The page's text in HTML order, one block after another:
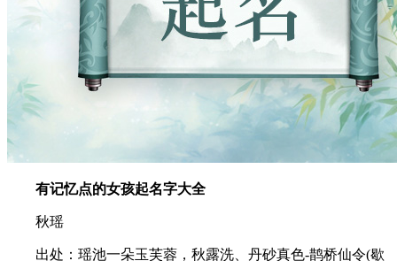
有记忆点的女孩起名字大全
秋瑶
出处：瑶池一朵玉芙蓉，秋露洗、丹砂真色-鹊桥仙令(歇